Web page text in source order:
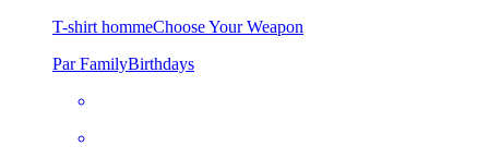
T-shirt hommeChoose Your Weapon
Par FamilyBirthdays